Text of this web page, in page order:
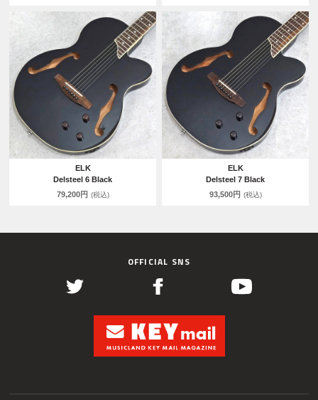
ELK
Delsteel 6 Black
79,200円 (税込)
ELK
Delsteel 7 Black
93,500円 (税込)
OFFICIAL SNS